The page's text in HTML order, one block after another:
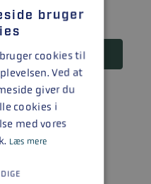
bruger
cookies til
Ved at
giver du
cookies i
med vores
Læs mere